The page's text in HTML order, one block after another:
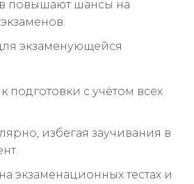
повышают шансы на
экзаменующейся
подготовки с учётом всех
избегая заучивания в
экзаменационных тестах и